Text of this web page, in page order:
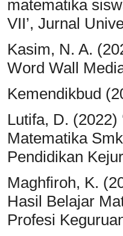
matematika
VII’, Jurnal
Kasim, N. A.
Word Wall
Kemendikbud
Lutifa, D.
Matematika
Pendidikan
Maghfiroh, K.
Hasil Belajar
Profesi